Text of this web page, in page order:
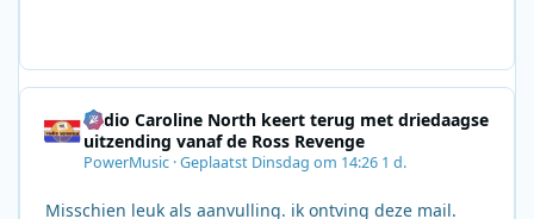
Radio Caroline North keert terug met driedaagse
uitzending vanaf de Ross Revenge
PowerMusic ·Geplaatst Dinsdag om 14:26 1 d.
Misschien leuk als aanvulling. ik ontving deze mail.